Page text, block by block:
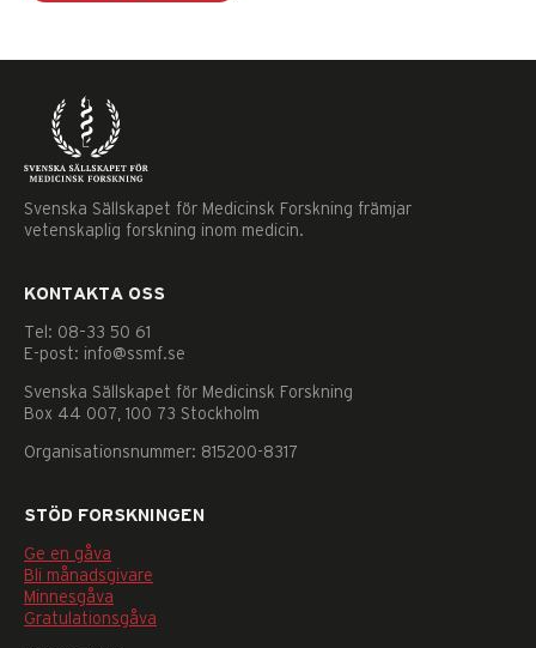
Svenska Sällskapet för Medicinsk Forskning främjar
vetenskaplig forskning inom medicin.
KONTAKTA OSS
Tel: 08–33 50 61
E-post: info@ssmf.se
Svenska Sällskapet för Medicinsk Forskning
Box 44 007, 100 73 Stockholm
Organisationsnummer: 815200-8317
STÖD FORSKNINGEN
Ge en gåva
Bli månadsgivare
Minnesgåva
Gratulationsgåva
Nödvändiga
Dessa
kakor